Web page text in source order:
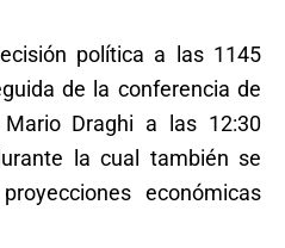
política a las 1145
de la conferencia de
Draghi a las 12:30
la cual también se
económicas